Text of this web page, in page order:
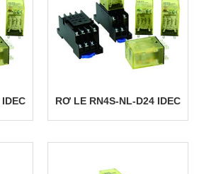
RƠ LE RN4S-NL-D24 IDEC